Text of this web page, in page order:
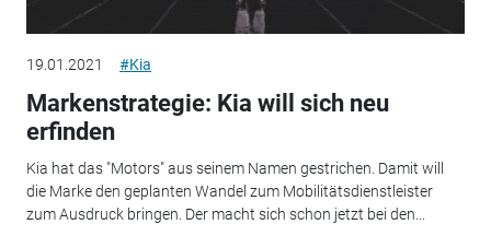
19.01.2021 #Kia
Markenstrategie: Kia will sich neu
erfinden
Kia hat das "Motors" aus seinem Namen gestrichen. Damit will
die Marke den geplanten Wandel zum Mobilitätsdienstleister
zum Ausdruck bringen. Der macht sich schon jetzt bei den...